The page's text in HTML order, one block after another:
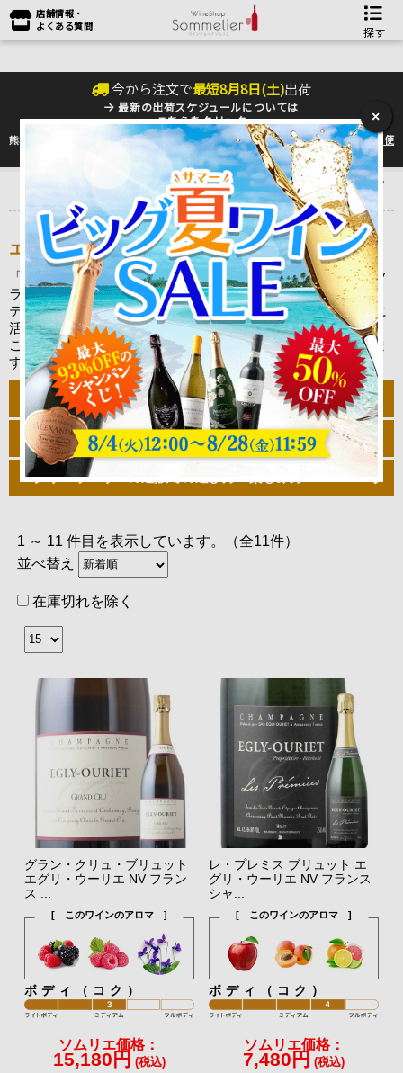
店舗情報・
よくある質問
探す
今から注文で最短8月8日(土)出荷
最新の出荷スケジュールについては
こちらをクリック
熊本地震の影響により九州への配送に遅れが生じております。最新情報は佐川急便
のHP
をご確認下さい。
産地で探す ＞ フランス ＞シャンパーニュ ＞
エグリ・ウー
リエ Egly Ouriet
エグリ・ウーリエの特徴と通販での選び方
「エグリ・ウーリエ」は最高峰のピノ・ノワールが生まれるフ
ランス・アンボネイ村に位置するシャンパーニュメゾンです。
テロワール（ブドウ畑を取り巻く自然環境）の個性を最大限に
活かした味わいは、世界中の多くの愛好家を魅了しています。
こちらでは、そんなエグリ・ウーリエの特徴をご紹介いたしま
す。
エグリ・ウーリエの特徴
エグリ・ウーリエに使われているブドウ品種
エグリ・ウーリエの通販での選び方・楽しみ方
1 ～ 11 件目を表示しています。（全11件）
並べ替え
在庫切れを除く
グラン・クリュ・ブリュット
エグリ・ウーリエ NV フラン
ス ...
[ このワインのアロマ ]
ボディ（コク）
ソムリエ価格：
15,180円 (税込)
レ・プレミス ブリュット エ
グリ・ウーリエ NV フランス
シャ...
[ このワインのアロマ ]
ボディ（コク）
ソムリエ価格：
7,480円 (税込)
×